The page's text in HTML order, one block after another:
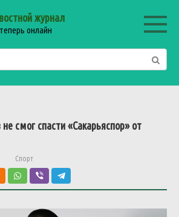
журнал
теперь онлайн
смог спасти «Сакарьяспор» от
Спорт